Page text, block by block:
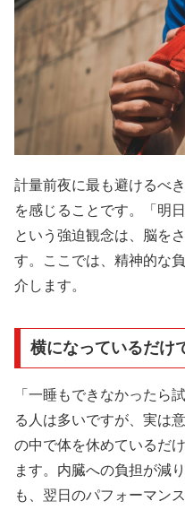
計量前夜に最も避けるべ
を感じることです。「明
という強迫観念は、脳を
す。ここでは、精神的な
介します。
横になっているだけ
「一睡もできなかったら
る人は多いですが、実は
の中で体を休めているだ
ます。内臓への負担が減
も、翌日のパフォーマン